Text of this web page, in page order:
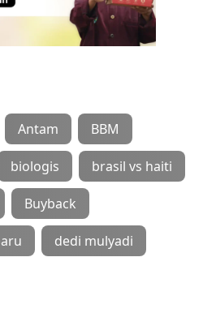
Antam BBM
biologis brasil vs haiti
Buyback
dedi mulyadi